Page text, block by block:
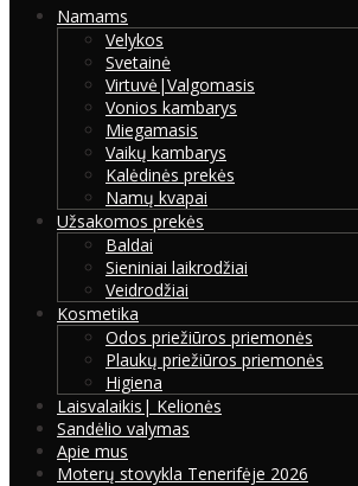
Namams
Velykos
Svetainė
Virtuvė|Valgomasis
Vonios kambarys
Miegamasis
Vaikų kambarys
Kalėdinės prekės
Namų kvapai
Užsakomos prekės
Baldai
Sieniniai laikrodžiai
Veidrodžiai
Kosmetika
Odos priežiūros priemonės
Plaukų priežiūros priemonės
Higiena
Laisvalaikis| Kelionės
Sandėlio valymas
Apie mus
Moterų stovykla Tenerifėje 2026